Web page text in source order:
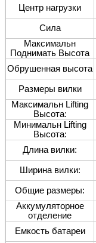
Центр нагрузки
Сила
Максимальн
Поднимать Высота
Обрушенная высота
Размеры вилки
Максимальн Lifting
Высота:
Минимальн Lifting
Высота:
Длина вилки:
Ширина вилки:
Общие размеры:
Аккумуляторное
отделение
Емкость батареи